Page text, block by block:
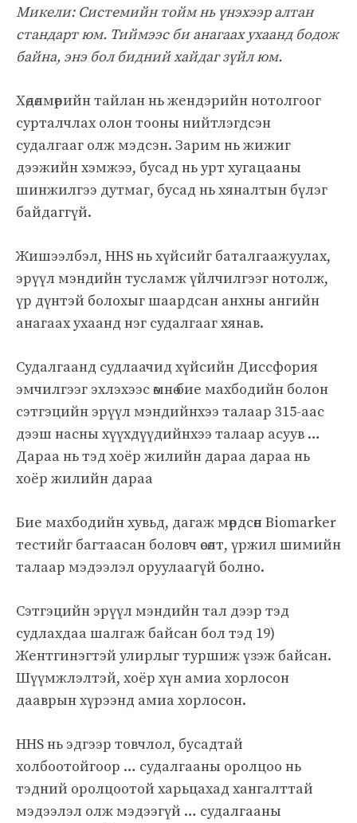
Микели: Системийн тойм нь үнэхээр алтан
стандарт юм. Тиймээс би анагаах ухаанд бодож
байна, энэ бол бидний хайдаг зүйл юм.
Хөдөлмөрийн тайлан нь жендэрийн нотолгоог
сурталчлах олон тооны нийтлэгдсэн
судалгааг олж мэдсэн. Зарим нь жижиг
дээжийн хэмжээ, бусад нь урт хугацааны
шинжилгээ дутмаг, бусад нь хяналтын бүлэг
байдаггүй.
Жишээлбэл, HHS нь хүйсийг баталгаажуулах,
эрүүл мэндийн тусламж үйлчилгээг нотолж,
үр дүнтэй болохыг шаардсан анхны ангийн
анагаах ухаанд нэг судалгааг хянав.
Судалгаанд судлаачид хүйсийн Диссфория
эмчилгээг эхлэхээс өмнө бие махбодийн болон
сэтгэцийн эрүүл мэндийнхээ талаар 315-аас
дээш насны хүүхдүүдийнхээ талаар асуув …
Дараа нь тэд хоёр жилийн дараа дараа нь
хоёр жилийн дараа
Бие махбодийн хувьд, дагаж мөрдсөн Biomarker
тестийг багтаасан боловч өсөлт, үржил шимийн
талаар мэдээлэл оруулаагүй болно.
Сэтгэцийн эрүүл мэндийн тал дээр тэд
судлахдаа шалгаж байсан бол тэд 19)
Жентгинэгтэй улирлыг туршиж үзэж байсан.
Шүүмжлэлтэй, хоёр хүн амиа хорлосон
дааврын хүрээнд амиа хорлосон.
HHS нь эдгээр товчлол, бусадтай
холбоотойгоор … судалгааны оролцоо нь
тэдний оролцоотой харьцахад хангалттай
мэдээлэл олж мэдээгүй … судалгааны